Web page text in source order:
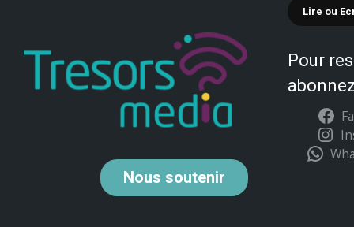
Nous soutenir
Lire ou
Pour